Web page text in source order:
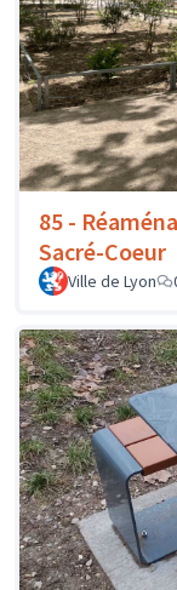
85 -
Sacré-Coeur
Ville de Lyon